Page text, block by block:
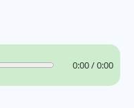
0:00 / 0:00